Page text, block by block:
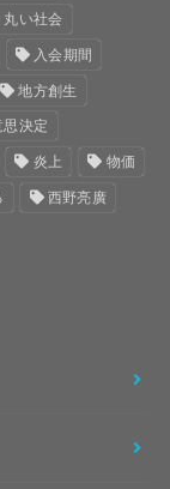
丸い社会
入会期間
地方創生
思決定
炎上 物価
西野亮廣